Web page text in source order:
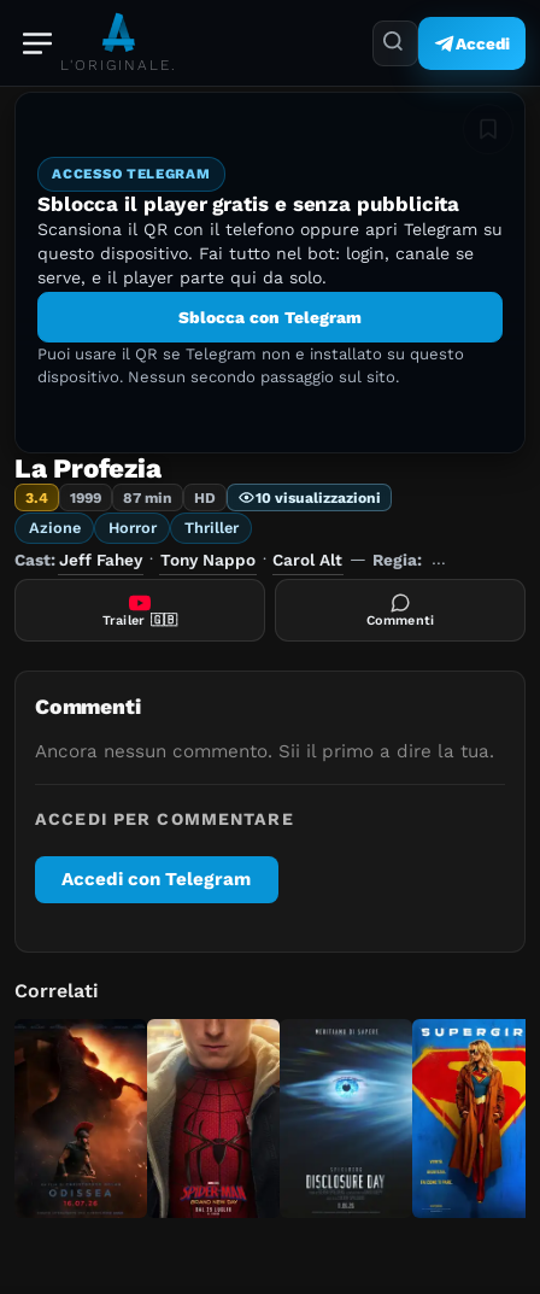
L'ORIGINALE.
Accedi
ACCESSO TELEGRAM
Sblocca il player gratis e senza pubblicita
Scansiona il QR con il telefono oppure apri Telegram su
questo dispositivo. Fai tutto nel bot: login, canale se
serve, e il player parte qui da solo.
Sblocca con Telegram
Puoi usare il QR se Telegram non e installato su questo
dispositivo. Nessun secondo passaggio sul sito.
La Profezia
3.4 1999 87 min HD 10 visualizzazioni
Azione Horror Thriller
Cast:Jeff Fahey· Tony Nappo · Carol Alt — Regia: André van
Trailer 🇬🇧 Commenti
Commenti
Ancora nessun commento. Sii il primo a dire la tua.
ACCEDI PER COMMENTARE
Accedi con Telegram
Correlati